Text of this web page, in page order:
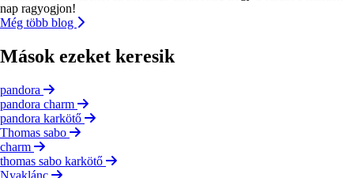
nap ragyogjon!
Még több blog
Mások ezeket keresik
pandora
pandora charm
pandora karkötő
Thomas sabo
charm
thomas sabo karkötő
Nyaklánc